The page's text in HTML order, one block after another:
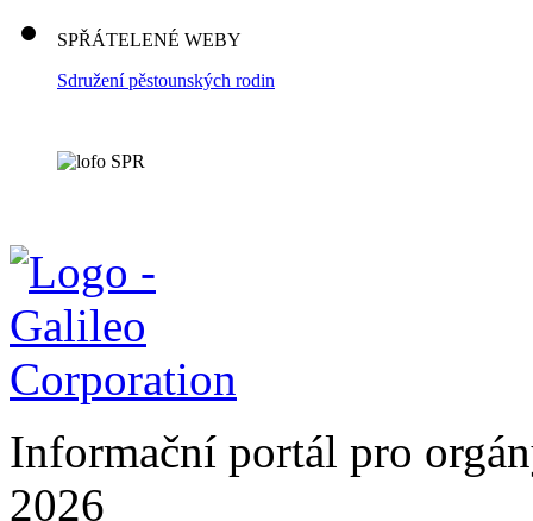
SPŘÁTELENÉ WEBY
Sdružení pěstounských rodin
Informační portál pro
2026